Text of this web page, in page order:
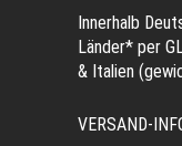
Innerhalb
Länder* per
& Italien
VERSAND-